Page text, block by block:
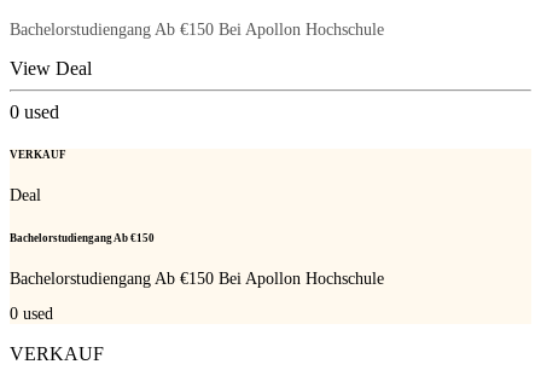
Bachelorstudiengang Ab €150 Bei Apollon Hochschule
View Deal
0 used
VERKAUF
Deal
Bachelorstudiengang Ab €150
Bachelorstudiengang Ab €150 Bei Apollon Hochschule
0 used
VERKAUF